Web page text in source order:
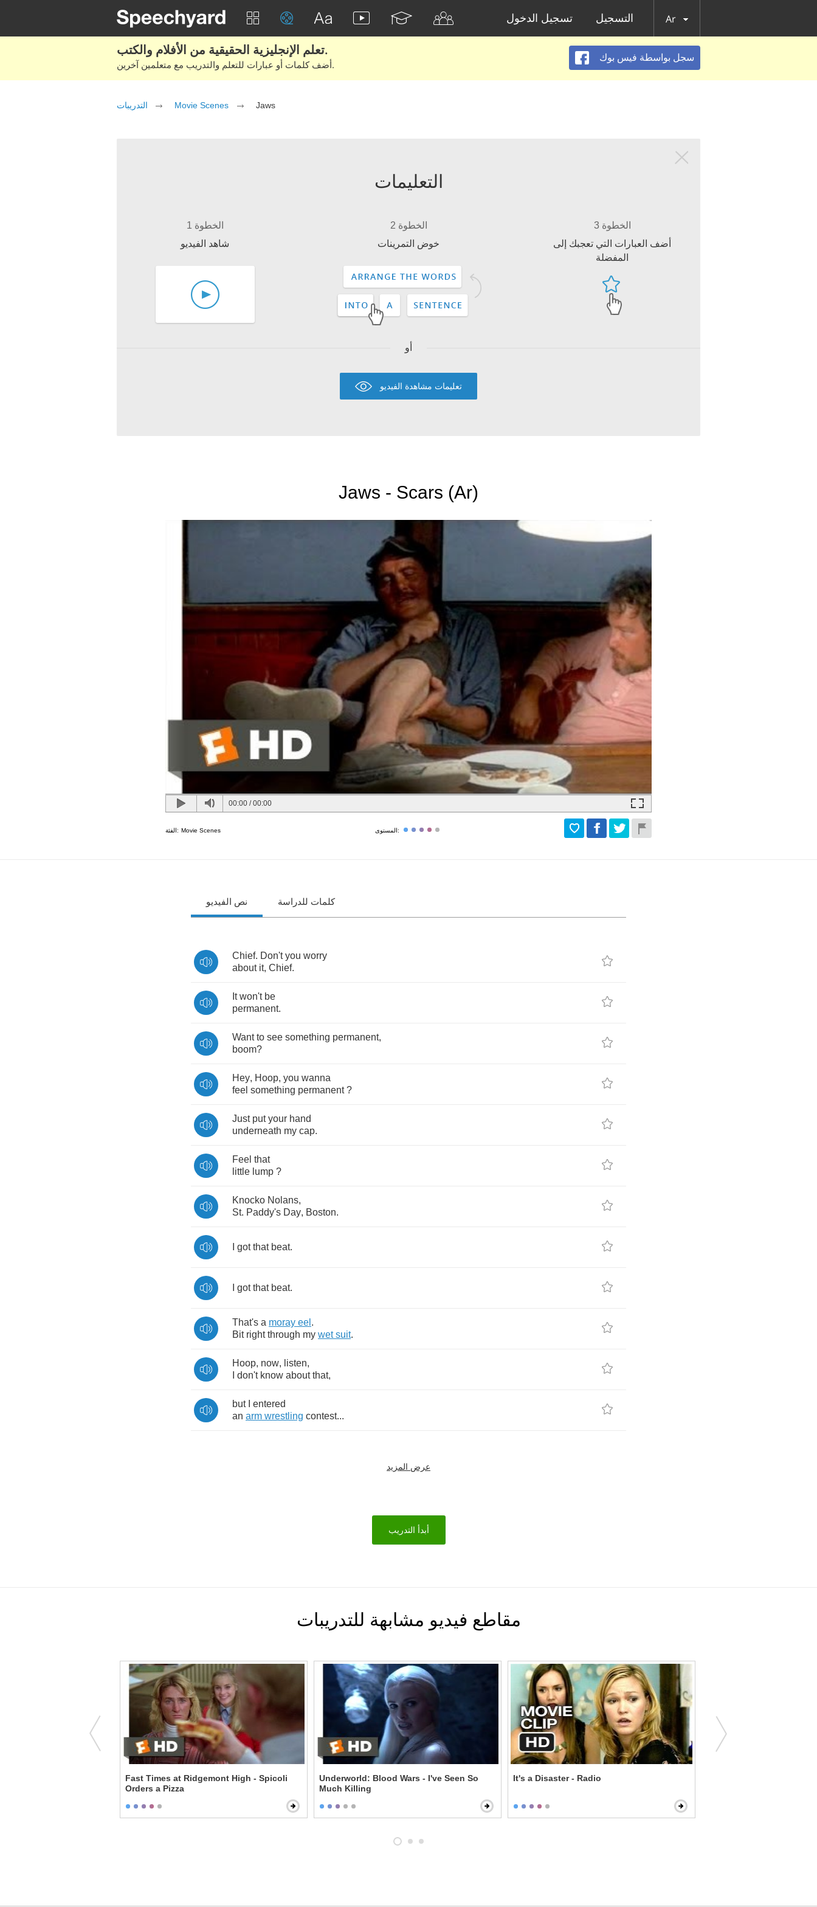
تسجيل الدخول التسجيل Ar
تعلم الإنجليزية الحقيقية من الأفلام والكتب.
أضف كلمات أو عبارات للتعلم والتدريب مع متعلمين آخرين.
سجل بواسطة فيس بوك
التدريبات Movie Scenes Jaws
التعليمات
الخطوة 1
شاهد الفيديو
الخطوة 2
خوض التمرينات
الخطوة 3
أضف العبارات التي تعجبك إلى
المفضلة
أو
تعليمات مشاهدة الفيديو
Jaws - Scars (Ar)
00:00 /00:00
الفئة: Movie Scenes المستوى:
نص الفيديو كلمات للدراسة
Chief. Don't you worry
about it, Chief.
It won't be
permanent.
Want to see something permanent,
boom?
Hey, Hoop, you wanna
feel something permanent?
Just put your hand
underneath my cap.
Feel that
little lump ?
Knocko Nolans,
St. Paddy's Day, Boston.
got that beat.
got that beat.
That's a moray eel .
Bit right through my wet suit.
Hoop, now, listen,
don't know about that,
but
entered
an arm wrestling contest...
عرض المزيد
أبدأ التدريب
مقاطع فيديو مشابهة للتدريبات
Fast Times at Ridgemont High - Spicoli
Orders a Pizza
Underworld: Blood Wars - I've Seen So
Much Killing
It's a Disaster - Radio